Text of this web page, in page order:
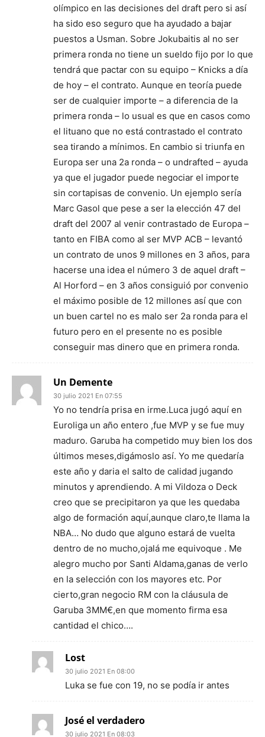
olímpico en las decisiones del draft pero si así
ha sido eso seguro que ha ayudado a bajar
puestos a Usman. Sobre Jokubaitis al no ser
primera ronda no tiene un sueldo fijo por lo que
tendrá que pactar con su equipo – Knicks a día
de hoy – el contrato. Aunque en teoría puede
ser de cualquier importe – a diferencia de la
primera ronda – lo usual es que en casos como
el lituano que no está contrastado el contrato
sea tirando a mínimos. En cambio si triunfa en
Europa ser una 2a ronda – o undrafted – ayuda
ya que el jugador puede negociar el importe
sin cortapisas de convenio. Un ejemplo sería
Marc Gasol que pese a ser la elección 47 del
draft del 2007 al venir contrastado de Europa –
tanto en FIBA como al ser MVP ACB – levantó
un contrato de unos 9 millones en 3 años, para
hacerse una idea el número 3 de aquel draft –
Al Horford – en 3 años consiguió por convenio
el máximo posible de 12 millones así que con
un buen cartel no es malo ser 2a ronda para el
futuro pero en el presente no es posible
conseguir mas dinero que en primera ronda.
Un Demente
30 julio 2021 En 07:55
Yo no tendría prisa en irme.Luca jugó aquí en
Euroliga un año entero ,fue MVP y se fue muy
maduro. Garuba ha competido muy bien los dos
últimos meses,digámoslo así. Yo me quedaría
este año y daria el salto de calidad jugando
minutos y aprendiendo. A mi Vildoza o Deck
creo que se precipitaron ya que les quedaba
algo de formación aquí,aunque claro,te llama la
NBA… No dudo que alguno estará de vuelta
dentro de no mucho,ojalá me equivoque . Me
alegro mucho por Santi Aldama,ganas de verlo
en la selección con los mayores etc. Por
cierto,gran negocio RM con la cláusula de
Garuba 3MM€,en que momento firma esa
cantidad el chico….
Lost
30 julio 2021 En 08:00
Luka se fue con 19, no se podía ir antes
José el verdadero
30 julio 2021 En 08:03